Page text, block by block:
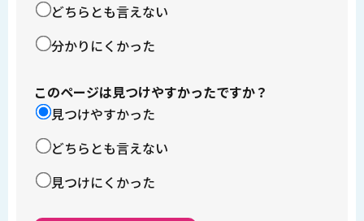
どちらとも言えない
分かりにくかった
このページは見つけやすかったですか？
見つけやすかった
どちらとも言えない
見つけにくかった